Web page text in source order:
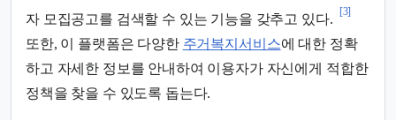
자 모집공고를 검색할 수 있는 기능을 갖추고 있다.
[3]
또한, 이 플랫폼은 다양한 주거복지서비스에 대한 정확
하고 자세한 정보를 안내하여 이용자가 자신에게 적합한
정책을 찾을 수 있도록 돕는다.